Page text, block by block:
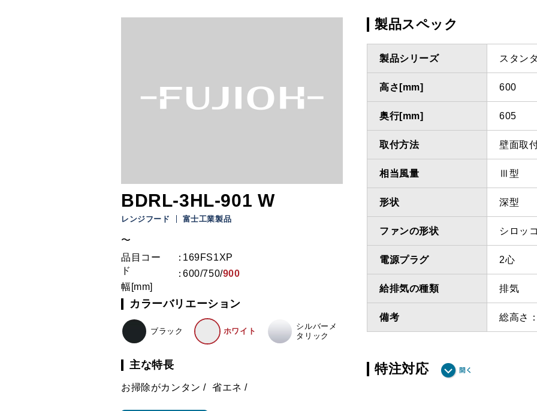
BDRL-3HL-901 W
レンジフード 富士工業製品
〜
品目コー
ド
169FS1XP
幅[mm]
600/750/900
カラーバリエーション
ブラック ホワイト
シルバーメ
タリック
主な特長
お掃除がカンタン 省エネ
製品スペック
製品シリーズ スタン
高さ[mm] 600
奥行[mm] 605
取付方法 壁面取
相当風量 Ⅲ型
形状 深型
ファンの形状 シロッコ
電源プラグ 2心
給排気の種類 排気
備考 総高さ
特注対応